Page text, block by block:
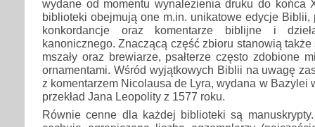
wydane od momentu wynalezienia druku do końca
biblioteki obejmują one m.in. unikatowe edycje Biblii,
konkordancje oraz komentarze biblijne i
kanonicznego. Znaczącą część zbioru stanowią
mszały oraz brewiarze, psałterze często zdobione
ornamentami. Wśród wyjątkowych Biblii na uwagę
z komentarzem Nicolausa de Lyra, wydana w Bazylei
przekład Jana Leopolity z 1577 roku.
Równie cenne dla każdej biblioteki są